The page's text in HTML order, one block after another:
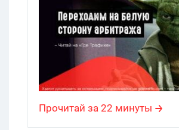
2018. Почему так
арбитражнику выходить из
попытаемся разобраться в
сегодняшнем материале.
Прочитай за 22 минуты